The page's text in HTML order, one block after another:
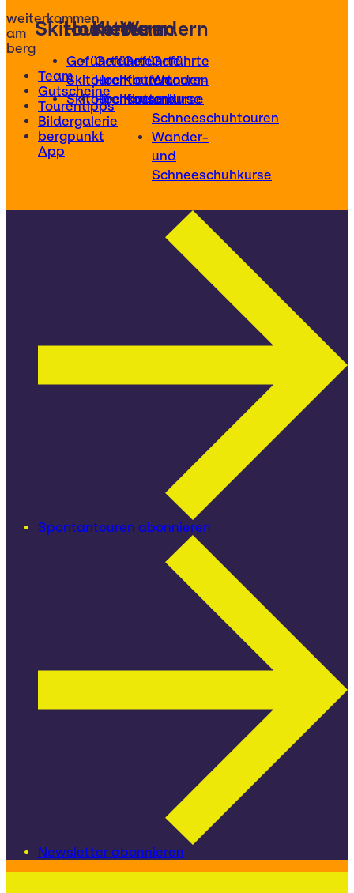
weiterkommen
am
berg
Team
Gutscheine
Tourentipps
Bildergalerie
bergpunkt
App
Skitouren
Geführte
Skitouren
Skitourenkurse
Hochtouren
Geführte
Hochtouren
Hochtourenkurse
Klettern
Geführte
Klettertouren
Kletterkurse
Wandern
Geführte
Wander-
und
Schneeschuhtouren
Wander-
und
Schneeschuhkurse
Spontantouren abonnieren
Newsletter abonnieren